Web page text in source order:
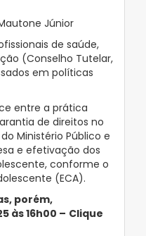
Júnior
de saúde,
(Conselho Tutelar,
em políticas
entre a prática
de direitos no
Ministério Público e
e efetivação dos
conforme o
(ECA).
porém,
às 16h00 – Clique